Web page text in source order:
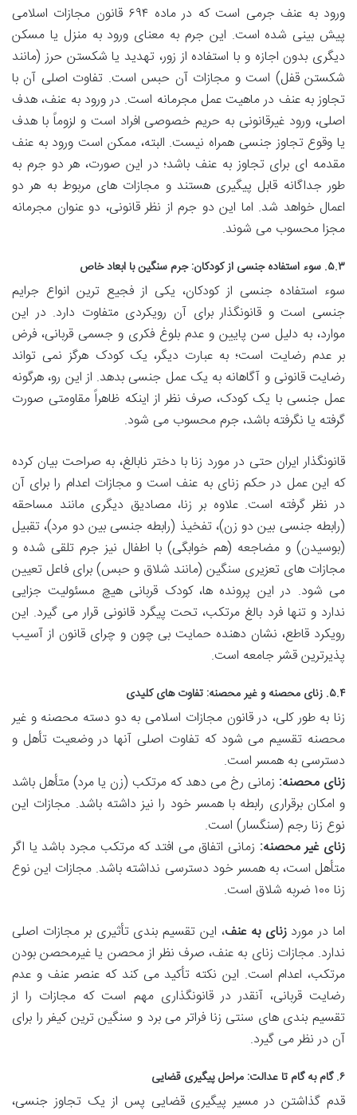
ورود به عنف جرمی است که در ماده ۶۹۴ قانون مجازات اسلامی
پیش بینی شده است. این جرم به معنای ورود به منزل یا مسکن
دیگری بدون اجازه و با استفاده از زور، تهدید یا شکستن حرز (مانند
شکستن قفل) است و مجازات آن حبس است. تفاوت اصلی آن با
تجاوز به عنف در ماهیت عمل مجرمانه است. در ورود به عنف، هدف
اصلی، ورود غیرقانونی به حریم خصوصی افراد است و لزوماً با هدف
یا وقوع تجاوز جنسی همراه نیست. البته، ممکن است ورود به عنف
مقدمه ای برای تجاوز به عنف باشد؛ در این صورت، هر دو جرم به
طور جداگانه قابل پیگیری هستند و مجازات های مربوط به هر دو
اعمال خواهد شد. اما این دو جرم از نظر قانونی، دو عنوان مجرمانه
مجزا محسوب می شوند.
۵.۳. سوء استفاده جنسی از کودکان: جرم سنگین با ابعاد خاص
سوء استفاده جنسی از کودکان، یکی از فجیع ترین انواع جرایم
جنسی است و قانونگذار برای آن رویکردی متفاوت دارد. در این
موارد، به دلیل سن پایین و عدم بلوغ فکری و جسمی قربانی، فرض
بر عدم رضایت است؛ به عبارت دیگر، یک کودک هرگز نمی تواند
رضایت قانونی و آگاهانه به یک عمل جنسی بدهد. از این رو، هرگونه
عمل جنسی با یک کودک، صرف نظر از اینکه ظاهراً مقاومتی صورت
گرفته یا نگرفته باشد، جرم محسوب می شود.
قانونگذار ایران حتی در مورد زنا با دختر نابالغ، به صراحت بیان کرده
که این عمل در حکم زنای به عنف است و مجازات اعدام را برای آن
در نظر گرفته است. علاوه بر زنا، مصادیق دیگری مانند مساحقه
(رابطه جنسی بین دو زن)، تفخیذ (رابطه جنسی بین دو مرد)، تقبیل
(بوسیدن) و مضاجعه (هم خوابگی) با اطفال نیز جرم تلقی شده و
مجازات های تعزیری سنگین (مانند شلاق و حبس) برای فاعل تعیین
می شود. در این پرونده ها، کودک قربانی هیچ مسئولیت جزایی
ندارد و تنها فرد بالغ مرتکب، تحت پیگرد قانونی قرار می گیرد. این
رویکرد قاطع، نشان دهنده حمایت بی چون و چرای قانون از آسیب
پذیرترین قشر جامعه است.
۵.۴. زنای محصنه و غیر محصنه: تفاوت های کلیدی
زنا به طور کلی، در قانون مجازات اسلامی به دو دسته محصنه و غیر
محصنه تقسیم می شود که تفاوت اصلی آنها در وضعیت تأهل و
دسترسی به همسر است.
زنای محصنه: زمانی رخ می دهد که مرتکب (زن یا مرد) متأهل باشد
و امکان برقراری رابطه با همسر خود را نیز داشته باشد. مجازات این
نوع زنا رجم (سنگسار) است.
زنای غیر محصنه: زمانی اتفاق می افتد که مرتکب مجرد باشد یا اگر
متأهل است، به همسر خود دسترسی نداشته باشد. مجازات این نوع
زنا ۱۰۰ ضربه شلاق است.
اما در موردزنای به عنف، این تقسیم بندی تأثیری بر مجازات اصلی
ندارد. مجازات زنای به عنف، صرف نظر از محصن یا غیرمحصن بودن
مرتکب، اعدام است. این نکته تأکید می کند که عنصر عنف و عدم
رضایت قربانی، آنقدر در قانونگذاری مهم است که مجازات را از
تقسیم بندی های سنتی زنا فراتر می برد و سنگین ترین کیفر را برای
آن در نظر می گیرد.
۶. گام به گام تا عدالت: مراحل پیگیری قضایی
قدم گذاشتن در مسیر پیگیری قضایی پس از یک تجاوز جنسی،